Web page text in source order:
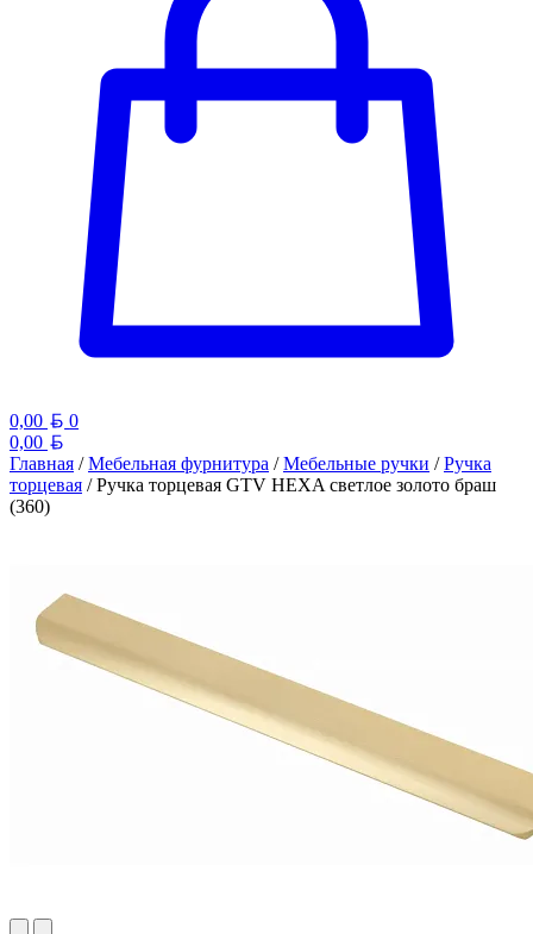
0,00 Белорусский рубль
0
0,00
Главная /Мебельная фурнитура /Мебельные ручки /Ручка
торцевая / Ручка торцевая GTV HEXA светлое золото браш
(360)